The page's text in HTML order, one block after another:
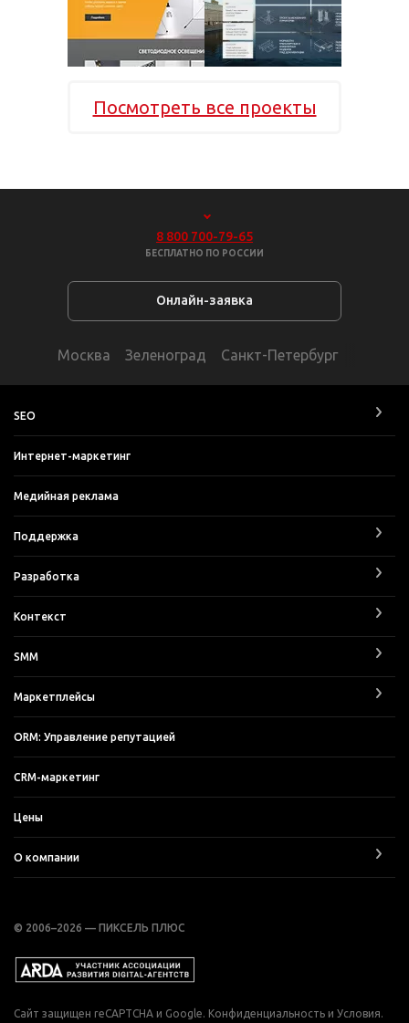
Посмотреть все проекты
8 800 700-79-65
БЕСПЛАТНО ПО РОССИИ
Онлайн-заявка
Москва Зеленоград Санкт-Петербург
SEO
Интернет-маркетинг
Медийная реклама
Поддержка
Разработка
Контекст
SMM
Маркетплейсы
ORM: Управление репутацией
CRM-маркетинг
Цены
О компании
© 2006–2026 — ПИКСЕЛЬ ПЛЮС
Сайт защищен reCAPTCHA и Google. Конфиденциальность и Условия.